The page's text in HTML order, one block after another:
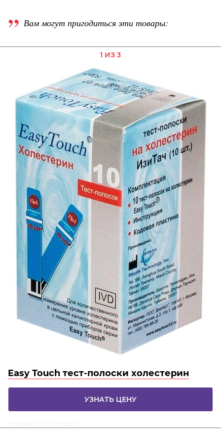
Вам могут пригодиться эти товары:
1 ИЗ 3
Easy Touch тест-полоски холестерин
УЗНАТЬ ЦЕНУ